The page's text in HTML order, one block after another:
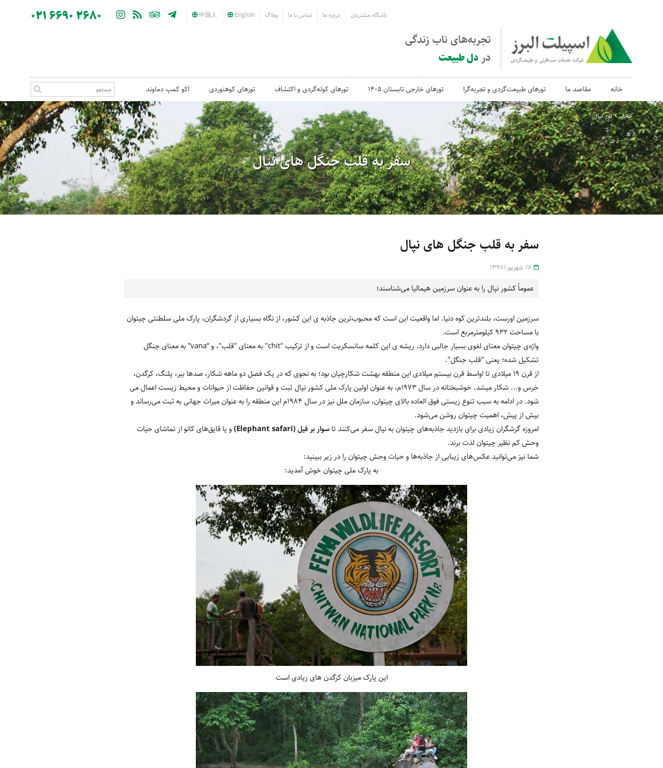
باشگاه مشتریان درباره ما تماس با ما وبلاگ English
中国人
021 6690 2680
تجربه‌های ناب زندگی
در دل طبیعت
خانه مقاصد ما تورهای طبیعت‌گردی و تجربه‌گرا تورهای خارجی تابستان 1405 تورهای کوله‌گردی و اکتشاف تورهای کوهنوردی اکو کمپ دماوند
خانه تور نپال
سفر به قلب جنگل های نپال
سفر به قلب جنگل های نپال
عموماً کشور نپال را به عنوان سرزمین هیمالیا می‌‏شناسند؛
سرزمین اورست، بلندترین کوه دنیا. اما واقعیت این است که محبوب‌‏ترین جاذبه‏‏ ی این کشور، از نگاه بسیاری از گردشگران، پارک ملی سلطنتی چیتوان
با مساحت 932 کیلومترمربع است.
واژه‌ی چیتوان معنای لغوی بسیار جالبی دارد. ریشه‏ ی این کلمه سانسکریت است و از ترکیب "chit" به معنای "قلب"، و “vana” به معنای جنگل
تشکیل شده؛ یعنی "قلب جنگل".
از قرن 19 میلادی تا اواسط قرن بیستم میلادی این منطقه بهشت شکارچیان بود؛ به نحوی که در یک فصل دو ماهه شکار، صدها ببر، پلنگ، کرگدن،
خرس و... شکار می‎‏شد. خوشبختانه در سال 1973م، به عنوان اولین پارک ملی کشور نپال ثبت و قوانین حفاظت از حیوانات و محیط زیست اعمال می‏
شود. در ادامه به سبب تنوع زیستی فوق العاده بالای چیتوان، سازمان ملل نیز در سال 1984م این منطقه را به عنوان میراث جهانی به ثبت می‌رساند و
بیش از پیش، اهمیت چیتوان روشن می‌شود.
امروزه گرشگران زیادی برای بازدید جاذبه‌‏های چیتوان به نپال سفر می‌کنند تا سوار بر فیل (Elephant safari)
و یا قایق‌های کانو از تماشای حیات
‏وحش کم نظیر چیتوان لذت برند.
شما نیز می‌توانید عکس‌‏های زیبایی از جاذبه‌ها و حیات ‏وحش چیتوان را در زیر ببینید:
به پارک ملی چیتوان خوش آمدید:
این پارک میزبان کرگدن های زیادی است